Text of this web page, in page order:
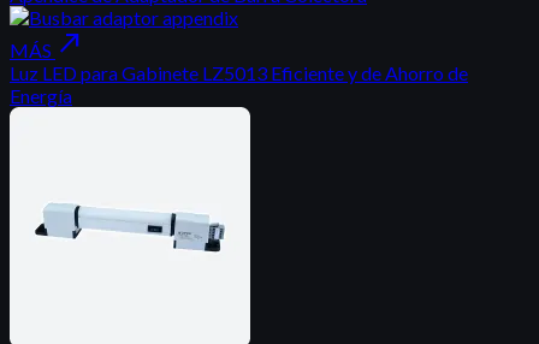
MÁS north_east
Luz LED para Gabinete LZ5013 Eficiente y de Ahorro de
Energía